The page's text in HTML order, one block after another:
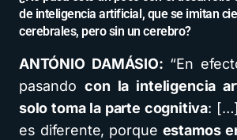
de inteligencia artificial, que se imitan
cerebrales, pero sin un cerebro?
ANTÓNIO DAMÁSIO: “En
pasando con la inteligencia
solo toma la parte cognitiva:
es diferente, porque estamos